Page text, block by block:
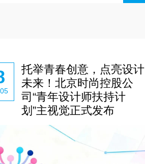
托举青春创意，点亮设计
未来！北京时尚控股公
司“青年设计师扶持计
划”主视觉正式发布